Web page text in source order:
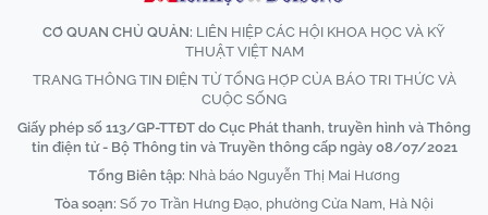
CƠ QUAN CHỦ QUẢN: LIÊN HIỆP CÁC HỘI KHOA HỌC VÀ KỸ
THUẬT VIỆT NAM
TRANG THÔNG TIN ĐIỆN TỬ TỔNG HỢP CỦA BÁO TRI THỨC VÀ
CUỘC SỐNG
Giấy phép số 113/GP-TTĐT do Cục Phát thanh, truyền hình và Thông
tin điện tử - Bộ Thông tin và Truyền thông cấp ngày 08/07/2021
Tổng Biên tập: Nhà báo Nguyễn Thị Mai Hương
Tòa soạn: Số 70 Trần Hưng Đạo, phường Cửa Nam, Hà Nội